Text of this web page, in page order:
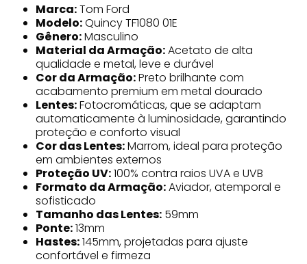
Marca:Tom Ford
Modelo:Quincy TF1080 01E
Gênero:Masculino
Material da Armação:Acetato de alta
qualidade e metal, leve e durável
Cor da Armação:Preto brilhante com
acabamento premium em metal dourado
Lentes:Fotocromáticas, que se adaptam
automaticamente à luminosidade, garantindo
proteção e conforto visual
Cor das Lentes:Marrom, ideal para proteção
em ambientes externos
Proteção UV:100% contra raios UVA e UVB
Formato da Armação:Aviador, atemporal e
sofisticado
Tamanho das Lentes: 59mm
Ponte:13mm
Hastes:145mm, projetadas para ajuste
confortável e firmeza